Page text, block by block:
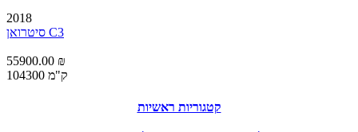
2018
סיטרואן C3
55900.00 ₪
104300 ק"מ
קטגוריות ראשיות